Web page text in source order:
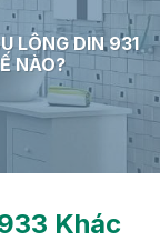
LÔNG DIN 931
NÀO?
Khác